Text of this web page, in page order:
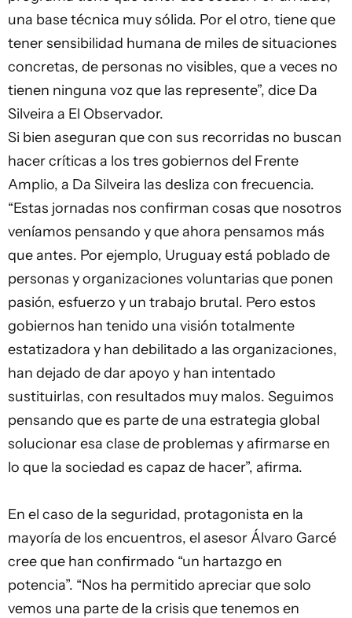
una base técnica muy sólida. Por el otro, tiene que
tener sensibilidad humana de miles de situaciones
concretas, de personas no visibles, que a veces no
tienen ninguna voz que las represente”, dice Da
Silveira a El Observador.
Si bien aseguran que con sus recorridas no buscan
hacer críticas a los tres gobiernos del Frente
Amplio, a Da Silveira las desliza con frecuencia.
“Estas jornadas nos confirman cosas que nosotros
veníamos pensando y que ahora pensamos más
que antes. Por ejemplo, Uruguay está poblado de
personas y organizaciones voluntarias que ponen
pasión, esfuerzo y un trabajo brutal. Pero estos
gobiernos han tenido una visión totalmente
estatizadora y han debilitado a las organizaciones,
han dejado de dar apoyo y han intentado
sustituirlas, con resultados muy malos. Seguimos
pensando que es parte de una estrategia global
solucionar esa clase de problemas y afirmarse en
lo que la sociedad es capaz de hacer”, afirma.
En el caso de la seguridad, protagonista en la
mayoría de los encuentros, el asesor Álvaro Garcé
cree que han confirmado “un hartazgo en
potencia”. “Nos ha permitido apreciar que solo
vemos una parte de la crisis que tenemos en